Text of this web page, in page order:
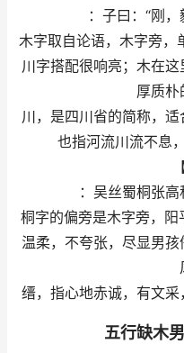
：子曰：“刚，
木字取自论语，木字旁，
川字搭配很响亮；木在
厚质朴
川，是四川省的简称，适
也指河流川流不息
：吴丝蜀桐张高
桐字的偏旁是木字旁，
温柔，不夸张，尽显男
缙，指心地赤诚，有文采
五行缺木